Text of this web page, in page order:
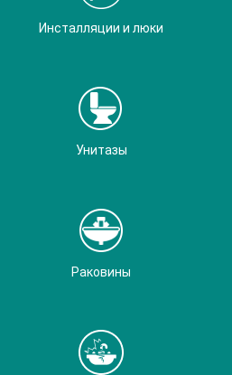
Инсталляции и люки
Унитазы
Раковины